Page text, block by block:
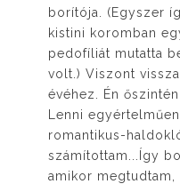
borítója. (Egyszer
kistini koromban
pedofíliát mutatta
volt.) Viszont
évéhez. Én
Lenni
romantikus-
számítottam...Így
amikor